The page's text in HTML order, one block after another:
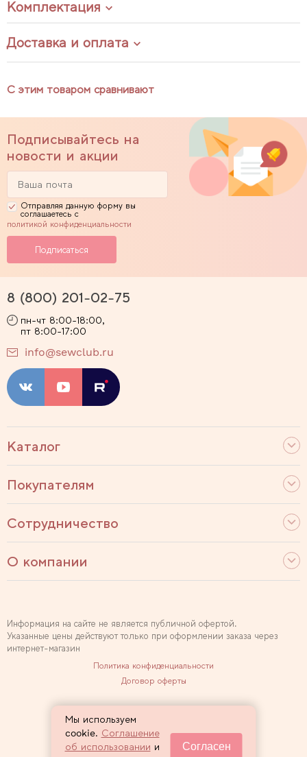
Комплектация
Доставка и оплата
С этим товаром сравнивают
Подписывайтесь на
новости и акции
Отправляя данную форму вы
соглашаетесь с
политикой конфиденциальности
Каталог
Покупателям
Сотрудничество
О компании
8 (800) 201-02-75
пн-чт 8:00-18:00,
пт 8:00-17:00
info@sewclub.ru
2007 — 2026 Sewclub
Информация на сайте не является публичной офертой.
Указанные цены действуют только при оформлении заказа через
интернет-магазин
Политика конфиденциальности
Договор оферты
Мы используем
cookie. Соглашение
об использовании и
Согласен